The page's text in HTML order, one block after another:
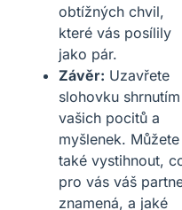
obtížných chvil,
které vás posílily
jako pár.
Závěr: Uzavřete
slohovku shrnutím
vašich pocitů a
myšlenek. Můžete
také vystihnout,
pro vás váš
znamená, a jaké